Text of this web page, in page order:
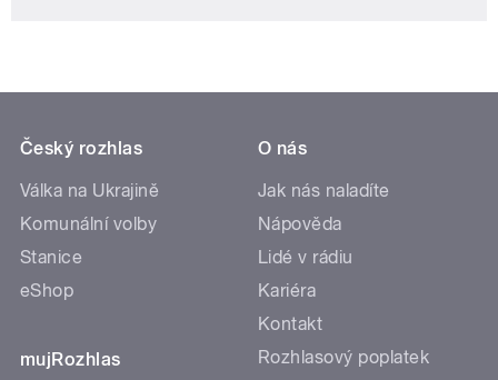
Český rozhlas
Válka na Ukrajině
Komunální volby
Stanice
eShop
mujRozhlas
O nás
Jak nás naladíte
Nápověda
Lidé v rádiu
Kariéra
Kontakt
Rozhlasový poplatek